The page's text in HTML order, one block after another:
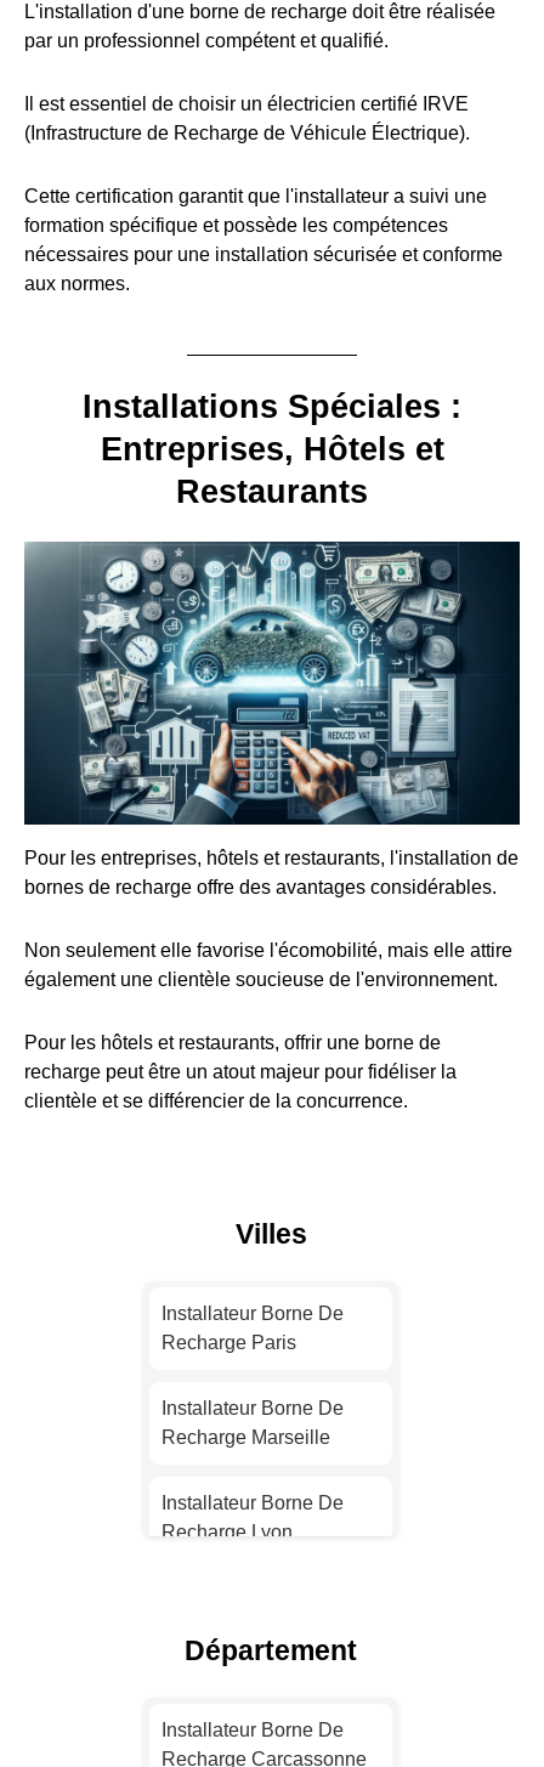
L'installation d'une borne de recharge doit être réalisée
par un professionnel compétent et qualifié.
Il est essentiel de choisir un électricien certifié IRVE
(Infrastructure de Recharge de Véhicule Électrique).
Cette certification garantit que l'installateur a suivi une
formation spécifique et possède les compétences
nécessaires pour une installation sécurisée et conforme
aux normes.
Installations Spéciales :
Entreprises, Hôtels et
Restaurants
Pour les entreprises, hôtels et restaurants, l'installation de
bornes de recharge offre des avantages considérables.
Non seulement elle favorise l'écomobilité, mais elle attire
également une clientèle soucieuse de l'environnement.
Pour les hôtels et restaurants, offrir une borne de
recharge peut être un atout majeur pour fidéliser la
clientèle et se différencier de la concurrence.
Villes
Installateur Borne De
Recharge Paris
Installateur Borne De
Recharge Marseille
Installateur Borne De
Recharge Lyon
Recharge Nice
Département
Installateur Borne De
Recharge Carcassonne